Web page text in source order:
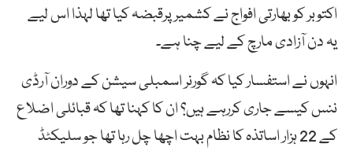
اکتوبر کو بھارتی افواج نے کشمیر پرقبضہ کیا تھا لہذا اس لیے
یہ دن آزادی مارچ کے لیے چنا ہے۔
انہوں نے استفسار کیا کہ گورنر اسمبلی سیشن کے دوران آرڈی
ننس کیسے جاری کررہے ہیں؟ ان کا کہنا تھا کہ قبائلی اضلاع
کے 22 ہزار اساتذہ کا نظام بہت اچھا چل رہا تھا جو سلیکٹڈ